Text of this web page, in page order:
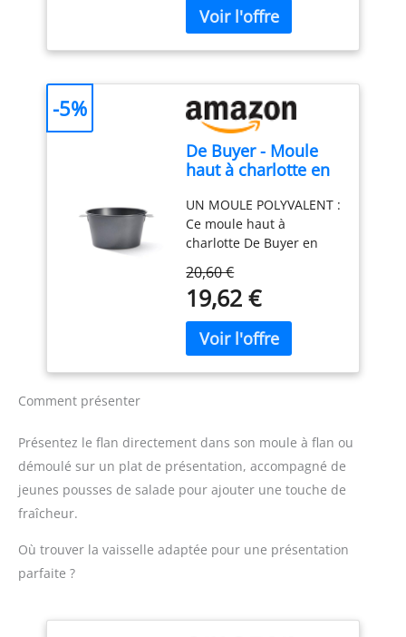
De Buyer - Moule
haut à charlotte en
Diamètre 18 cm,
hauteur 10 cm -,
Noir
UN MOULE POLYVALENT :
Ce moule haut à
charlotte De Buyer en
par sa polyvalence et sa
robustesse, étant
spécialement conçu pour
réaliser une grande
variété de préparations
gourmandes. Que ce soit
des crèmes glacées
créatives ou des flans
traditionnels, il se révèle
être l'outil idéal.
acier de qualité, ce
lors de la cuisson,
20,60 €
19,62 €
-5%
Comment présenter
Présentez le flan directement dans son moule à flan ou
démoulé sur un plat de présentation, accompagné de
jeunes pousses de salade pour ajouter une touche de
fraîcheur.
Où trouver la vaisselle adaptée pour une présentation
parfaite ?